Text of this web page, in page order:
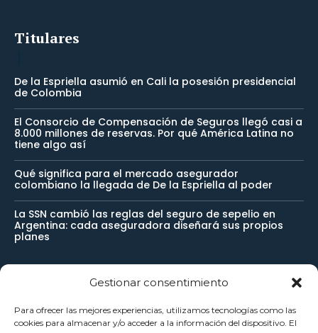
Gestionar consentimiento
Para ofrecer las mejores experiencias, utilizamos tecnologías como las
cookies para almacenar y/o acceder a la información del dispositivo. El
Titulares
De la Espriella asumió en Cali la posesión presidencial
de Colombia
El Consorcio de Compensación de Seguros llegó casi a
8.000 millones de reservas. Por qué América Latina no
tiene algo así
Qué significa para el mercado asegurador
colombiano la llegada de De la Espriella al poder
La SSN cambió las reglas del seguro de sepelio en
Argentina: cada aseguradora diseñará sus propios
planes
Newsletter